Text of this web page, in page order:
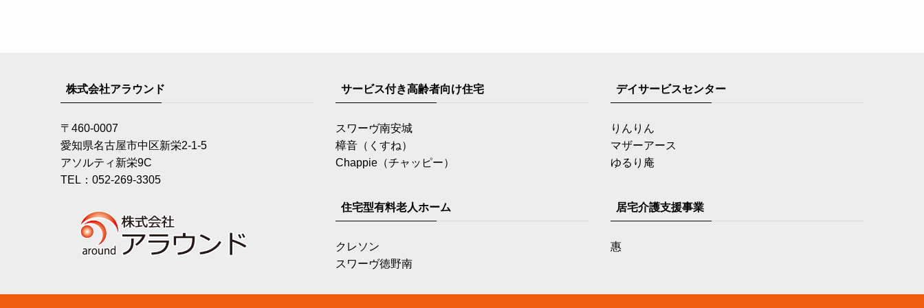
株式会社アラウンド
〒460-0007
愛知県名古屋市中区新栄2-1-5
アソルティ新栄9C
TEL：052-269-3305
サービス付き高齢者向け住宅
スワーヴ南安城
樟音（くすね）
Chappie（チャッピー）
住宅型有料老人ホーム
クレソン
スワーヴ徳野南
デイサービスセンター
りんりん
マザーアース
ゆるり庵
居宅介護支援事業
惠